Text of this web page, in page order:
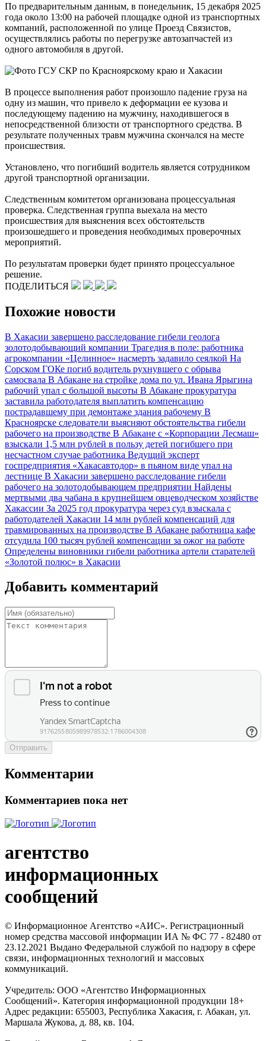
По предварительным данным, в понедельник, 15 декабря 2025
года около 13:00 на рабочей площадке одной из транспортных
компаний, расположенной по улице Проезд Связистов,
осуществлялись работы по перегрузке автозапчастей из
одного автомобиля в другой.
В процессе выполнения работ произошло падение груза на
одну из машин, что привело к деформации ее кузова и
последующему падению на мужчину, находившегося в
непосредственной близости от транспортного средства. В
результате полученных травм мужчина скончался на месте
происшествия.
Установлено, что погибший водитель является сотрудником
другой транспортной организации.
Следственным комитетом организована процессуальная
проверка. Следственная группа выехала на место
происшествия для выяснения всех обстоятельств
произошедшего и проведения необходимых проверочных
мероприятий.
По результатам проверки будет принято процессуальное
решение.
ПОДЕЛИТЬСЯ
Похожие новости
В Хакасии завершено расследование гибели геолога
золотодобывающий компании Трагедия в поле: работника
агрокомпании «Целинное» насмерть задавило сеялкой На
Сорском ГОКе погиб водитель рухнувшего с обрыва
самосвала В Абакане на стройке дома по ул. Ивана Ярыгина
рабочий упал с большой высоты В Абакане прокуратура
заставила работодателя выплатить компенсацию
пострадавшему при демонтаже здания рабочему В
Красноярске следователи выясняют обстоятельства гибели
рабочего на производстве В Абакане с «Корпорации Лесмаш»
взыскали 1,5 млн рублей в пользу детей погибшего при
несчастном случае работника Ведущий эксперт
госпредприятия «Хакасавтодор» в пьяном виде упал на
лестнице В Хакасии завершено расследование гибели
рабочего на золотодобывающем предприятии Найдены
мертвыми два чабана в крупнейшем овцеводческом хозяйстве
Хакассии За 2025 год прокуратура через суд взыскала с
работодателей Хакасии 14 млн рублей компенсаций для
травмированных на производстве В Абакане работница кафе
отсудила 100 тысяч рублей компенсации за ожог на работе
Определены виновники гибели работника артели старателей
«Золотой полюс» в Хакасии
Добавить комментарий
Отправить
Комментарии
Комментариев пока нет
агентство
информационных
сообщений
© Информационное Агентство «АИС». Регистрационный
номер средства массовой информации ИА № ФС 77 - 82480 от
23.12.2021 Выдано Федеральной службой по надзору в сфере
связи, информационных технологий и массовых
коммуникаций.
Учредитель: ООО «Агентство Информационных
Сообщений». Категория информационной продукции 18+
Адрес редакции: 655003, Республика Хакасия, г. Абакан, ул.
Маршала Жукова, д. 88, кв. 104.